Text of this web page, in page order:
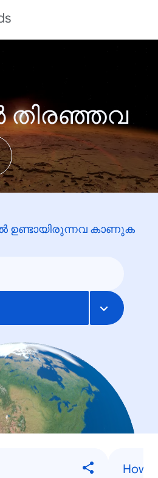
തിരഞ്ഞവ
ഉണ്ടായിരുന്നവ കാണുക
How